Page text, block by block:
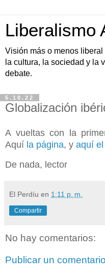
Liberalismo
Visión más o menos
la cultura, la sociedad y la
debate.
5.10.22
Globalización
A vueltas con la
Aquí la página, y aquí
De nada, lector
El Perdíu en 1:11 p. m.
Compartir
No hay comentarios:
Publicar un comentario